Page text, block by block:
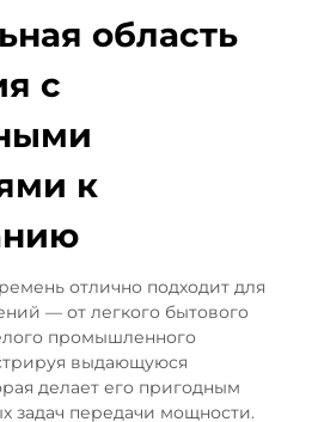
область
с
к
отлично подходит для
— от легкого бытового
промышленного
выдающуюся
делает его пригодным
задач передачи мощности.